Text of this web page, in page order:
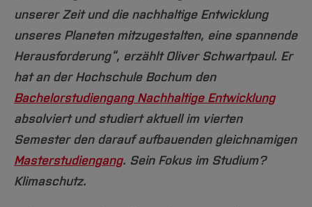
Forschung und Projekte
International
Team
Service
Studiengänge
Studieninteressierte
Aktuelles
Studium
Fachgruppen
Forschung und Entwicklung
International
Service
Amtliche Bekanntmachungen
Notfall-Infos
BO Shop
Familiengerechte Hochschule
Gleichstellung
Diskriminierungsfreie Hochschule
Vertretungen
Wahlen
Hochschulbibliothek
Hochschulkommunikation
International Office
Medienzentrum
qed-Stiftung
Zentrale Studienberatung
unserer Zeit und die nachhaltige Entwicklung
unseres Planeten mitzugestalten, eine spannende
Herausforderung“, erzählt Oliver Schwartpaul. Er
hat an der Hochschule Bochum den
Bachelorstudiengang Nachhaltige Entwicklung
absolviert und studiert aktuell im vierten
Semester den darauf aufbauenden gleichnamigen
Masterstudiengang. Sein Fokus im Studium?
Klimaschutz.